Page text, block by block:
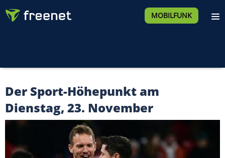
MOBILFUNK
Der Sport-Höhepunkt am
Dienstag, 23. November